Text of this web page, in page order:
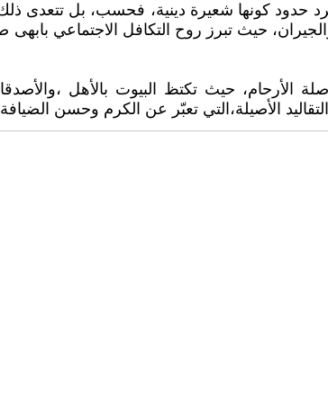
حدود كونها شعيرة دينية، فحسب، بل تتعدى
حيث تبرز روح التكافل الاجتماعي
الأرحام، حيث تكتظ البيوت بالأهل
الأصيلة،التي تعبّر عن الكرم وحسن